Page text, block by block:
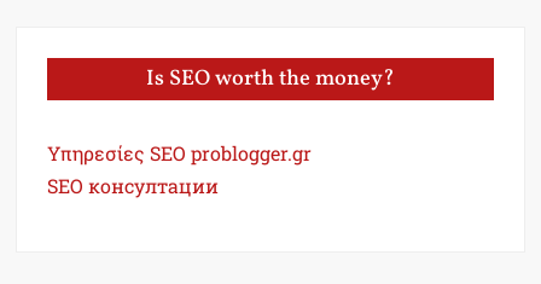
Is SEO worth the money?
Υπηρεσίες SEO problogger.gr
SEO консултации